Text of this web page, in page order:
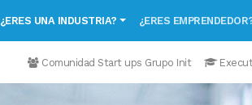
¿ERES UNA INDUSTRIA? ¿ERES
Comunidad Start ups Grupo Init